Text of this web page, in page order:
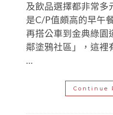
及飲品選擇都非常多
是C/P值頗高的早午
再搭公車到金典綠園
鄰塗鴉社區」，這裡
…
Continue